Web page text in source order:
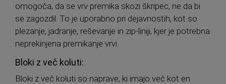
omogoča, da se vrv premika skozi škripec, ne da bi
se zagozdil. To je uporabno pri dejavnostih, kot so
plezanje, jadranje, reševanje in zip-liniji, kjer je potrebna
neprekinjena premikanje vrvi.
Bloki z več koluti:
Bloki z več koluti so naprave, ki imajo več kot en